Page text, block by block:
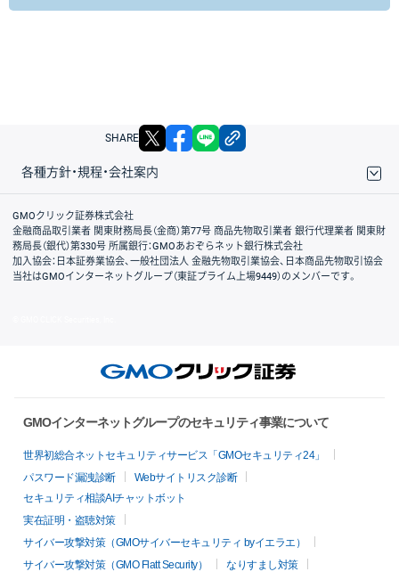
SHARE X facebook
各種方針・規程・会社案内
取引規程・約款
サイトマップ
その他のご案内
個人情報保護方針
最良執行方針
サイトのご利用について
ディスクレイマー
信託保全
リスク説明
会社案内
GMOクリック証券株式会社
金融商品取引業者 関東財務局長（金商）第77号 商品先物取引業者 銀行代理業者 関東財
務局長（銀代）第330号 所属銀行：GMOあおぞらネット銀行株式会社
加入協会：日本証券業協会、一般社団法人 金融先物取引業協会、日本商品先物取引協会
当社はGMOインターネットグループ（東証プライム上場9449）のメンバーです。
GMOインターネットグループのセキュリティ事業について
世界初総合ネットセキュリティサービス「GMOセキュリティ24」
パスワード漏洩診断
Webサイトリスク診断
セキュリティ相談AIチャットボット
実在証明・盗聴対策
サイバー攻撃対策（GMOサイバーセキュリティ byイエラエ）
サイバー攻撃対策（GMO Flatt Security）
なりすまし対策